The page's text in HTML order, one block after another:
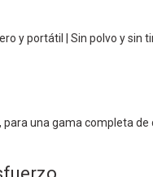
y portátil | Sin polvo y sin
una gama completa